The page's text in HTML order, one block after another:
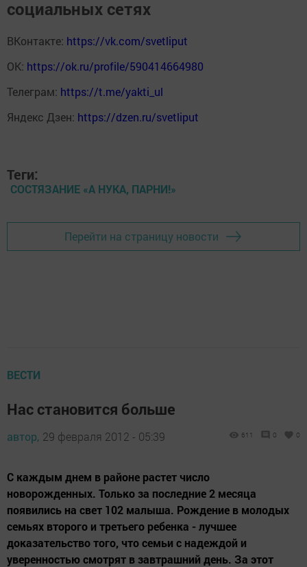
социальных сетях
ВКонтакте: https://vk.com/svetliput
ОК: https://ok.ru/profile/590414664980
Телеграм: https://t.me/yakti_ul
Яндекс Дзен: https://dzen.ru/svetliput
Теги:
СОСТЯЗАНИЕ «А НУКА, ПАРНИ!»
Перейти на страницу новости
ВЕСТИ
Нас становится больше
автор, 29 февраля 2012 - 05:39 611 0 0
С каждым днем в районе растет число
новорожденных. Только за последние 2 месяца
появились на свет 102 малыша. Рождение в молодых
семьях второго и третьего ребенка - лучшее
доказательство того, что семьи с надеждой и
уверенностью смотрят в завтрашний день. За этот